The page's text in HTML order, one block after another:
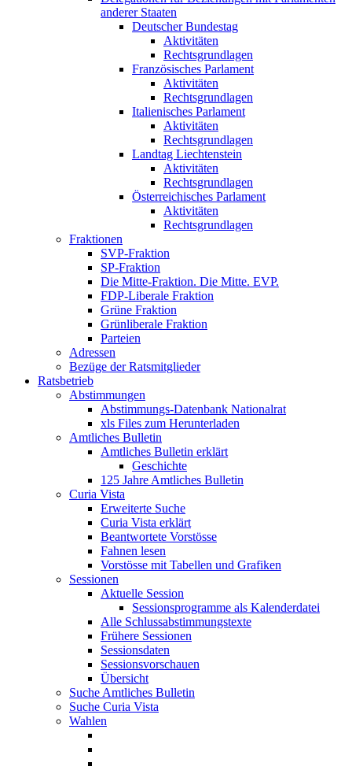
anderer Staaten
Deutscher Bundestag
Aktivitäten
Rechtsgrundlagen
Französisches Parlament
Aktivitäten
Rechtsgrundlagen
Italienisches Parlament
Aktivitäten
Rechtsgrundlagen
Landtag Liechtenstein
Aktivitäten
Rechtsgrundlagen
Österreichisches Parlament
Aktivitäten
Rechtsgrundlagen
Fraktionen
SVP-Fraktion
SP-Fraktion
Die Mitte-Fraktion. Die Mitte. EVP.
FDP-Liberale Fraktion
Grüne Fraktion
Grünliberale Fraktion
Parteien
Adressen
Bezüge der Ratsmitglieder
Ratsbetrieb
Abstimmungen
Abstimmungs-Datenbank Nationalrat
xls Files zum Herunterladen
Amtliches Bulletin
Amtliches Bulletin erklärt
Geschichte
125 Jahre Amtliches Bulletin
Curia Vista
Erweiterte Suche
Curia Vista erklärt
Beantwortete Vorstösse
Fahnen lesen
Vorstösse mit Tabellen und Grafiken
Sessionen
Aktuelle Session
Sessionsprogramme als Kalenderdatei
Alle Schlussabstimmungstexte
Frühere Sessionen
Sessionsdaten
Sessionsvorschauen
Übersicht
Suche Amtliches Bulletin
Suche Curia Vista
Wahlen